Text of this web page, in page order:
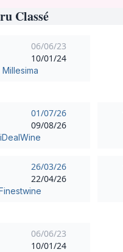
Classé
06/06/23
10/01/24
Millesima
01/07/26
09/08/26
iDealWine
26/03/26
22/04/26
06/06/23
10/01/24